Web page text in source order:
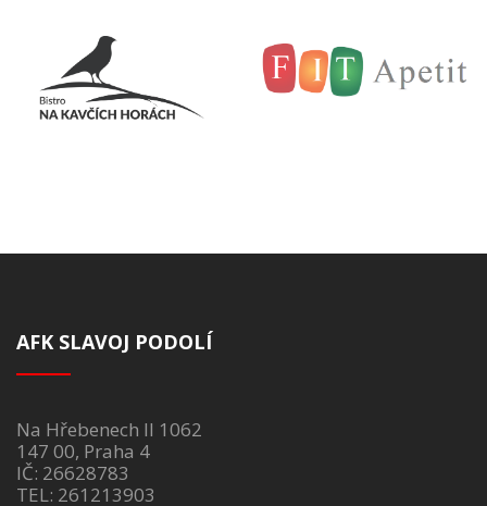
AFK SLAVOJ PODOLÍ
Na Hřebenech II 1062
147 00, Praha 4
IČ: 26628783
TEL: 261213903